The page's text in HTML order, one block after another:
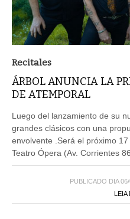
Recitales
ÁRBOL ANUNCIA LA
DE ATEMPORAL
Luego del lanzamiento de su
grandes clásicos con una
envolvente .Será el próximo
Teatro Ópera (Av. Corrientes
PUBLICADO DIA
LEIA